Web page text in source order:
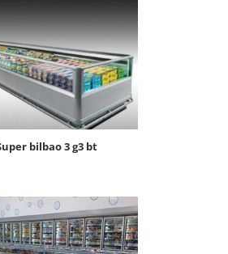
super bilbao 3 g3 bt